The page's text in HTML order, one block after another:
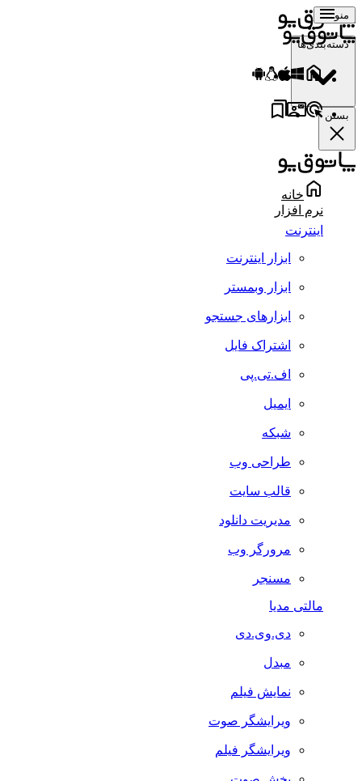
منو
دسته‌بندی‌ها
بستن
خانه
نرم افزار
اینترنت
ابزار اینترنت
ابزار وبمستر
ابزارهای جستجو
اشتراک فایل
اف.تی.پی
ایمیل
شبکه
طراحی وب
قالب سایت
مدیریت دانلود
مرورگر وب
مسنجر
مالتی مدیا
دی.وی.دی
مبدل
نمایش فیلم
ویرایشگر صوت
ویرایشگر فیلم